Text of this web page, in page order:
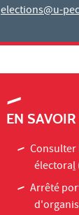
elections@u-
EN
électoral
Arrêté